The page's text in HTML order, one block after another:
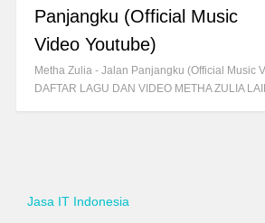
Panjangku (Official Music
Video Youtube)
Metha Zulia - Jalan Panjangku (Official Music
DAFTAR LAGU DAN VIDEO METHA ZULIA
Jasa IT Indonesia